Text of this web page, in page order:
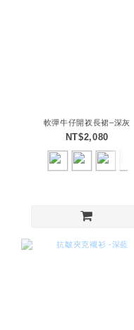
軟彈牛仔開衩長裙–深灰
NT$2,080